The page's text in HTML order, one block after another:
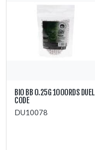
BIO BB 0.25G 1000RDS DUEL
CODE
DU10078